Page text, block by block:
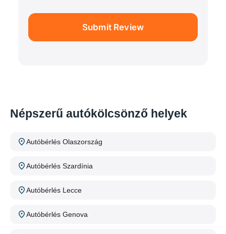
Submit Review
Népszerű autókölcsönző helyek
Autóbérlés Olaszország
Autóbérlés Szardínia
Autóbérlés Lecce
Autóbérlés Genova